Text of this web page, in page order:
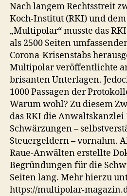
Nach langem Rechtsstreit
Koch-Institut (RKI) und
„Multipolar“ musste das
als 2500 Seiten
Corona-Krisenstabs
Multipolar veröffentlichte
brisanten Unterlagen.
1000 Passagen der
Warum wohl? Zu diesem
das RKI die Anwaltskanzlei
Schwärzungen –
Steuergeldern – vornahm.
Raue-Anwälten erstellte
Begründungen für die
Seiten lang. Mehr hierzu
https://multipolar-